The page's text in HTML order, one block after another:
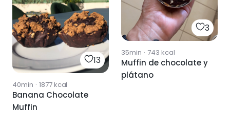
13
40min · 1877kcal
Banana Chocolate
Muffin
3
35min · 743 kcal
Muffin de chocolate y
plátano